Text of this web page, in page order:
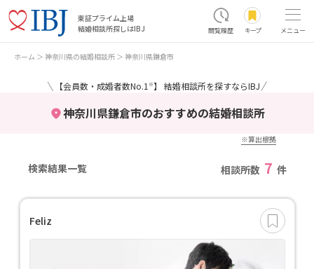
東証プライム上場
結婚相談所探しはIBJ
閲覧履歴 キープ メニュー
ホーム 神奈川県の結婚相談所 神奈川県鎌倉市
＼ 【会員数・成婚者数No.1 ※】 結婚相談所を探すならIBJ／
神奈川県鎌倉市のおすすめの結婚相談所
※算出根拠
検索結果一覧 相談所数 7 件
Feliz